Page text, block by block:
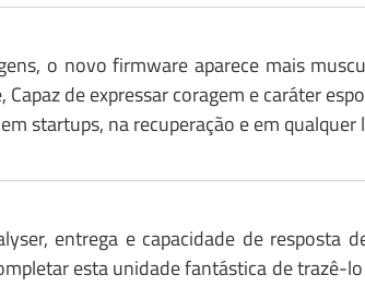
o novo firmware aparece mais
de expressar coragem e caráter
startups, na recuperação e em qualquer
entrega e capacidade de resposta
esta unidade fantástica de trazê-